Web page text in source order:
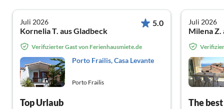
Juli 2026
Kornelia T. aus Gladbeck
5.0
Verifizierter Gast von Ferienhausmiete.de
Porto Frailis, Casa Levante
Porto Frailis
Top Urlaub
Juli 2026
Milena Z.